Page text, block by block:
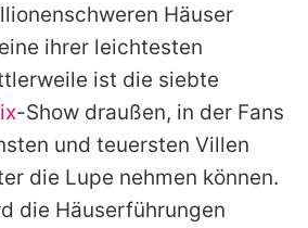
Utiq verwalten
Häuser
ihrer leichtesten
ist die siebte
-Show draußen, in der Fans
und teuersten Villen
die Lupe nehmen können.
die Häuserführungen